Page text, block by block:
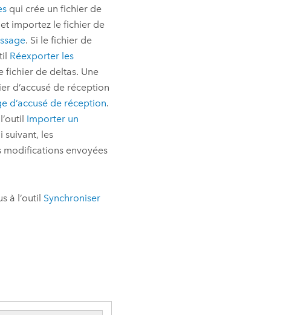
qui crée un fichier de
importez le fichier de
. Si le fichier de
Réexporter les
fichier de deltas. Une
d’accusé de réception
d’accusé de réception.
Importer un
suivant, les
modifications envoyées
à l’outil Synchroniser